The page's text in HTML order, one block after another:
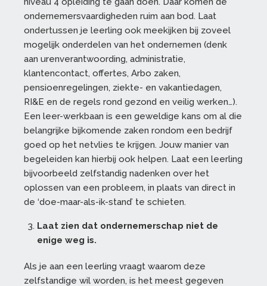
ondernemersvaardigheden ruim aan bod. Laat
ondertussen je leerling ook meekijken bij zoveel
mogelijk onderdelen van het ondernemen (denk
aan urenverantwoording, administratie,
klantencontact, offertes, Arbo zaken,
pensioenregelingen, ziekte- en vakantiedagen,
RI&E en de regels rond gezond en veilig werken…).
Een leer-werkbaan is een geweldige kans om al die
belangrijke bijkomende zaken rondom een bedrijf
goed op het netvlies te krijgen. Jouw manier van
begeleiden kan hierbij ook helpen. Laat een leerling
bijvoorbeeld zelfstandig nadenken over het
oplossen van een probleem, in plaats van direct in
de ‘doe-maar-als-ik-stand’ te schieten.
Laat zien dat ondernemerschap niet de
enige weg is.
Als je aan een leerling vraagt waarom deze
zelfstandige wil worden, is het meest gegeven